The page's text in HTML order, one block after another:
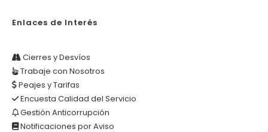
Enlaces de Interés
Cierres y Desvíos
Trabaje con Nosotros
Peajes y Tarifas
Encuesta Calidad del Servicio
Gestión Anticorrupción
Notificaciones por Aviso